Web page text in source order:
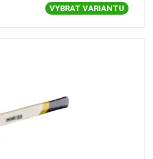
VYBRAT VARIANTU